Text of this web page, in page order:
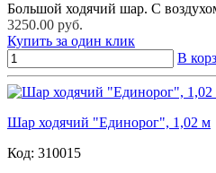
Большой ходячий шар. С
3250.00 руб.
Купить за один клик
В
Шар ходячий "Единорог", 1,02 м
Код: 310015